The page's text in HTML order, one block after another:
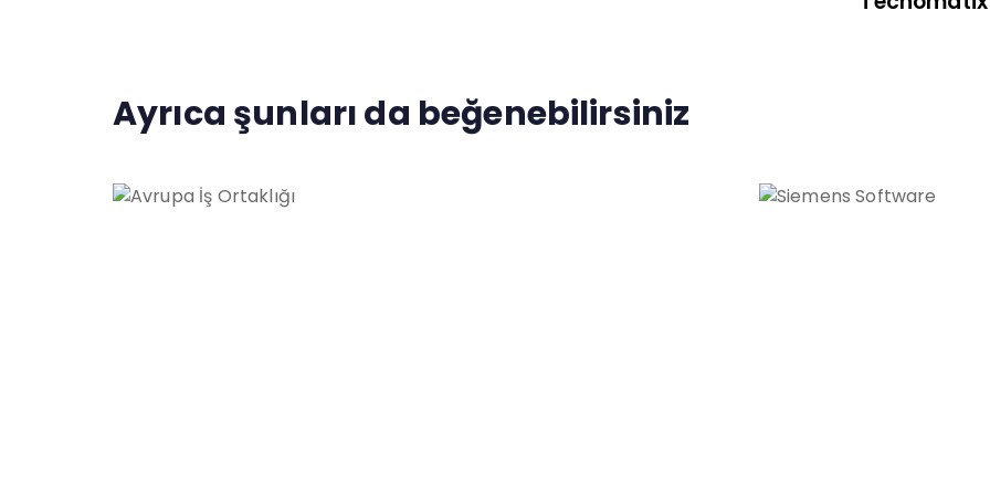
Ayrıca şunları da beğenebilirsiniz